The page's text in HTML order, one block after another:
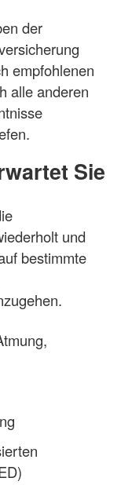
der
empfohlenen
alle anderen
Sie
und
bestimmte